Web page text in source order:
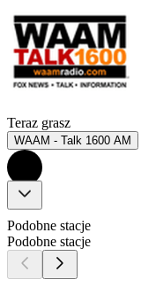
Teraz grasz
WAAM - Talk 1600 AM
Podobne stacje
Podobne stacje